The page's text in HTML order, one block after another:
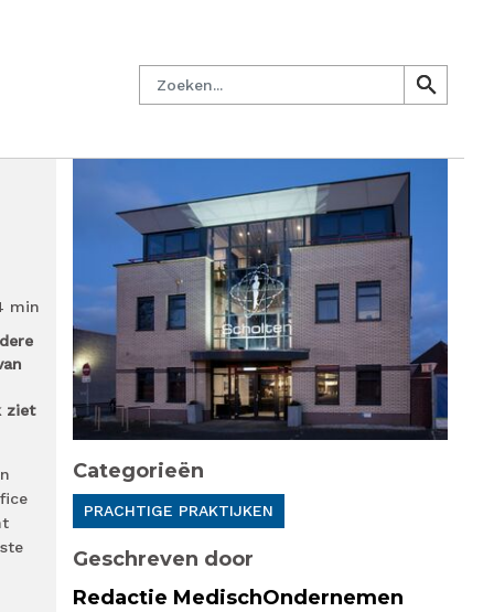
Zoeken
search
search
min
ziet
Categorieën
PRACHTIGE PRAKTIJKEN
Geschreven door
Redactie MedischOndernemen